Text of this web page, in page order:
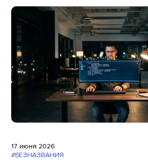
17 июня 2026
#БЕЗНАЗВАНИЯ